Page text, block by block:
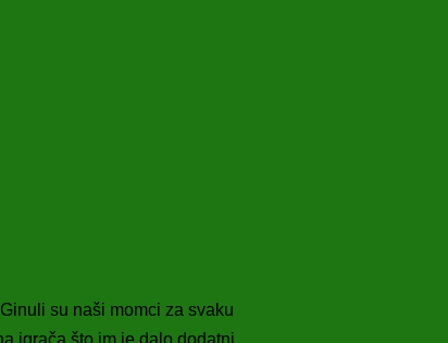
su naši momci za svaku
igrača što im je dalo dodatni